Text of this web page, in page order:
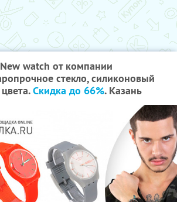
watch от компании
стекло, силиконовый
Скидка до 66%. Казань